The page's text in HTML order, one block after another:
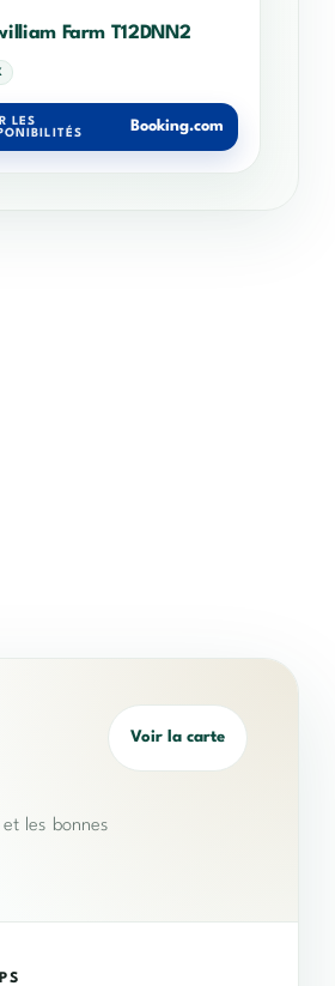
Farm T12DNN2
LES
Booking.com
les bonnes
Voir la carte